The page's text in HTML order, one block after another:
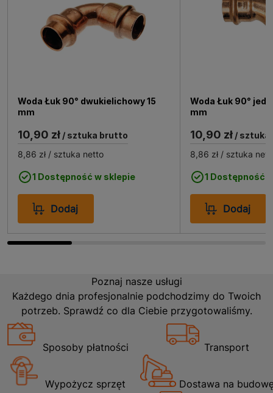
Woda Łuk 90° dwukielichowy 15
mm
10,90 zł / sztuka brutto
8,86 zł / sztuka netto
1 Dostępność w sklepie
Dodaj
Woda Łuk 90°
mm
10,90 zł/ sztuka
8,86 zł/ sztuka
1 Dostępność
Dodaj
Poznaj nasze usługi
Każdego dnia profesjonalnie podchodzimy do Twoich
potrzeb. Sprawdź co dla Ciebie przygotowaliśmy.
Sposoby płatności Transport
Wypożycz sprzęt Dostawa na